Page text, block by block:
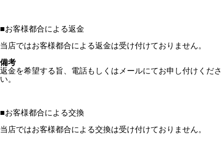
■お客様都合による返金
当店ではお客様都合による返金は受け付けておりません。
備考
返金を希望する旨、電話もしくはメールにてお申し付けくださ
い。
■お客様都合による交換
当店ではお客様都合による交換は受け付けておりません。